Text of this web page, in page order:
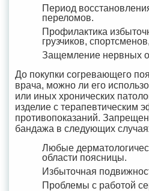
Период
переломов.
Профилактика
грузчиков,
Защемление нервных
До покупки согревающего
врача, можно ли его
или иных хронических
изделие с терапевтическим
противопоказаний.
бандажа в следующих
Любые
области поясницы.
Избыточная
Проблемы с работой